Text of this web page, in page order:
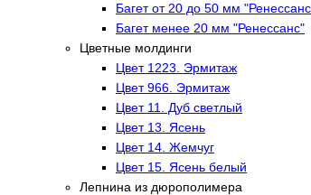
Багет от 20 до 50 мм
Багет менее 20 мм "Ренессанс"
Цветные молдинги
Цвет 1223. Эрмитаж
Цвет 966. Эрмитаж
Цвет 11. Дуб светлый
Цвет 13. Ясень
Цвет 14. Жемчуг
Цвет 15. Ясень белый
Лепнина из дюрополимера